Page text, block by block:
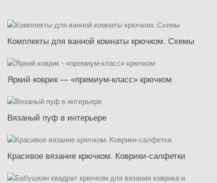
Комплекты для ванной комнаты крючком. Схемы
Яркий коврик — «премиум-класс» крючком
Вязаный пуф в интерьере
Красивое вязание крючком. Коврики-салфетки